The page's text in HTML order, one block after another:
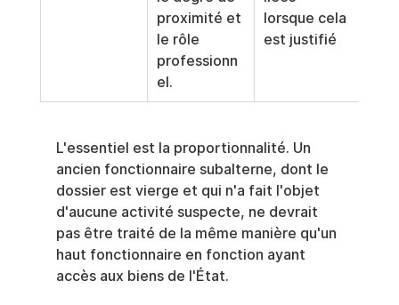
proximité et
le rôle
professionn
el.
lorsque cela
est justifié
L'essentiel est la proportionnalité. Un
ancien fonctionnaire subalterne, dont le
dossier est vierge et qui n'a fait l'objet
d'aucune activité suspecte, ne devrait
pas être traité de la même manière qu'un
haut fonctionnaire en fonction ayant
accès aux biens de l'État.